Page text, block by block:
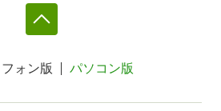
ォン版 パソコン版